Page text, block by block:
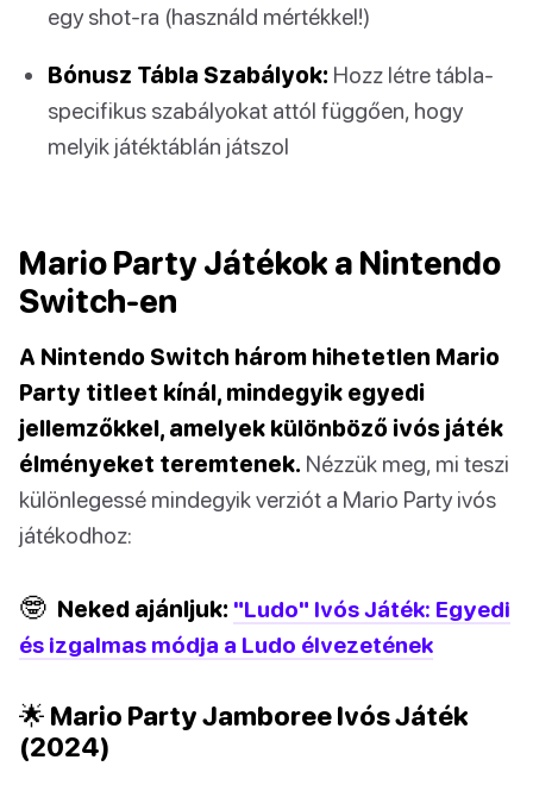
egy shot-ra (használd mértékkel!)
Bónusz Tábla Szabályok: Hozz létre tábla-
specifikus szabályokat attól függően, hogy
melyik játéktáblán játszol
Mario Party Játékok a Nintendo
Switch-en
A Nintendo Switch három hihetetlen Mario
Party titleet kínál, mindegyik egyedi
jellemzőkkel, amelyek különböző ivós játék
élményeket teremtenek. Nézzük meg, mi teszi
különlegessé mindegyik verziót a Mario Party ivós
játékodhoz:
🤓 Neked ajánljuk: "Ludo" Ivós Játék: Egyedi
és izgalmas módja a Ludo élvezetének
🌟 Mario Party Jamboree Ivós Játék
(2024)